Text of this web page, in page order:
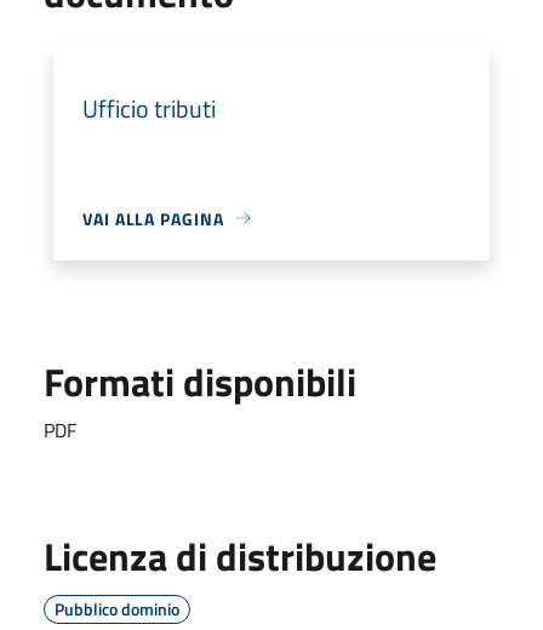
Ufficio tributi
VAI ALLA PAGINA
Formati disponibili
PDF
Licenza di distribuzione
Pubblico dominio